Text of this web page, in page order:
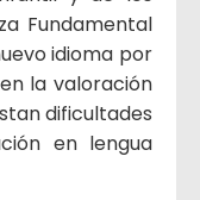
Fundamental
idioma por
la valoración
dificultades
en lengua